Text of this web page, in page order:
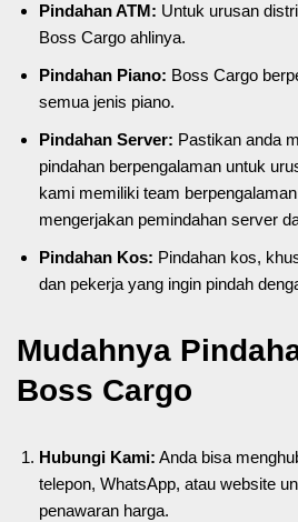
Pindahan ATM: Untuk urusan
Boss Cargo ahlinya.
Pindahan Piano: Boss Cargo
semua jenis piano.
Pindahan Server: Pastikan anda
pindahan berpengalaman untuk
kami memiliki team
mengerjakan pemindahan server
Pindahan Kos: Pindahan kos,
dan pekerja yang ingin pindah
Mudahnya
Boss Cargo
Hubungi Kami: Anda bisa
telepon, WhatsApp, atau website
penawaran harga.